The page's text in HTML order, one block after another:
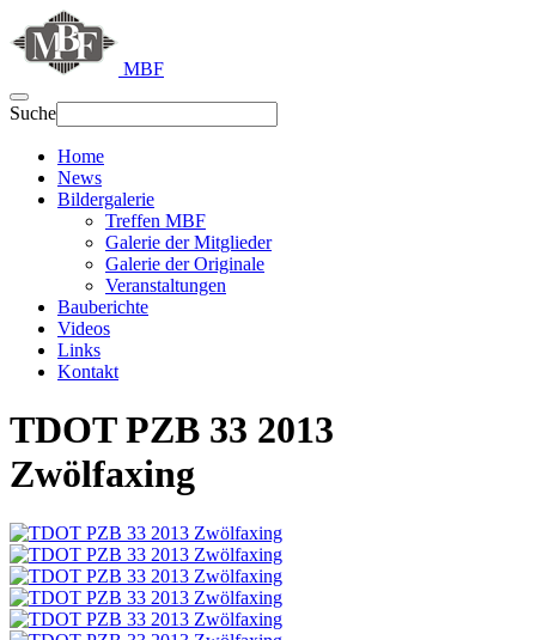
MBF
Suche
Home
News
Bildergalerie
Treffen MBF
Galerie der Mitglieder
Galerie der Originale
Veranstaltungen
Bauberichte
Videos
Links
Kontakt
TDOT PZB 33 2013
Zwölfaxing